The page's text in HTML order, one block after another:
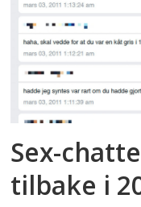
Sex-
tilbake i